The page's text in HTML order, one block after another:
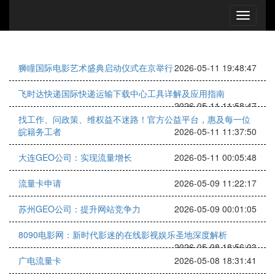
狮瞳国际电影艺术盛典启动仪式在京举行2026-05-11 19:48:47
飞时达快递国际快递运输下载中心工具详解及应用指南
2026-05-11 11:58:47
找工作、问政策、维权益不迷路！官方公益平台，惠及每一位
皖籍务工者
2026-05-11 11:37:50
大连GEO公司：实现流量增长 2026-05-11 00:05:48
流量卡申请 2026-05-09 11:22:17
苏州GEO公司：提升网站竞争力 2026-05-09 00:01:05
8090电影网：新时代影迷的在线影视娱乐圣地深度解析
2026-05-08 18:56:03
广电流量卡
2026-05-08 18:31:41